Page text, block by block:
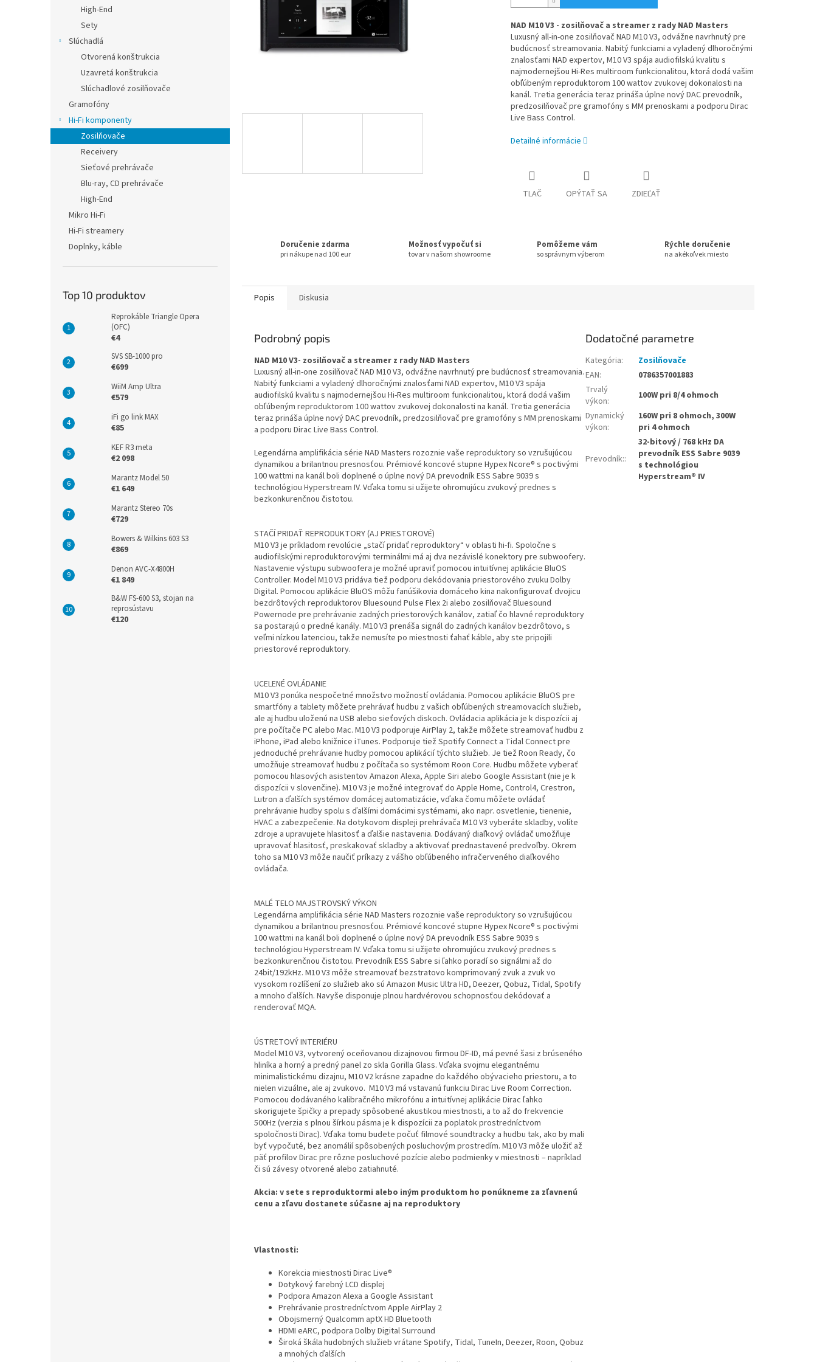
High-End
Sety
Slúchadlá
Otvorená konštrukcia
Uzavretá konštrukcia
Slúchadlové zosilňovače
Gramofóny
Hi-Fi komponenty
Zosilňovače
Receivery
Sieťové prehrávače
Blu-ray, CD prehrávače
High-End
Mikro Hi-Fi
Hi-Fi streamery
Doplnky, káble
Top 10 produktov
Reprokáble Triangle Opera
(OFC)
€4
SVS SB-1000 pro
€699
WiiM Amp Ultra
€579
iFi go link MAX
€85
KEF R3 meta
€2 098
Marantz Model 50
€1 649
Marantz Stereo 70s
€729
Bowers & Wilkins 603 S3
€869
Denon AVC-X4800H
€1 849
B&W FS-600 S3, stojan na
reprosústavu
€120
NAD M10 V3 - zosilňovač a streamer z rady NAD Masters
Luxusný all-in-one zosilňovač NAD M10 V3, odvážne navrhnutý pre
budúcnosť streamovania. Nabitý funkciami a vyladený dlhoročnými
znalosťami NAD expertov, M10 V3 spája audiofilskú kvalitu s
najmodernejšou Hi-Res multiroom funkcionalitou, ktorá dodá vašim
obľúbeným reproduktorom 100 wattov zvukovej dokonalosti na
kanál. Tretia generácia teraz prináša úplne nový DAC prevodník,
predzosilňovač pre gramofóny s MM prenoskami a podporu Dirac
Live Bass Control.
Detailné informácie
TLAČ OPÝTAŤ SA ZDIEĽAŤ
Doručenie zdarma
pri nákupe nad 100 eur
Možnosť vypočuť si
tovar v našom showroome
Pomôžeme vám
so správnym výberom
Rýchle doručenie
na akékoľvek miesto
Popis Diskusia
Podrobný popis
NAD M10 V3- zosilňovač a streamer z rady NAD Masters
Luxusný all-in-one zosilňovač NAD M10 V3, odvážne navrhnutý pre budúcnosť streamovania.
Nabitý funkciami a vyladený dlhoročnými znalosťami NAD expertov, M10 V3 spája
audiofilskú kvalitu s najmodernejšou Hi-Res multiroom funkcionalitou, ktorá dodá vašim
obľúbeným reproduktorom 100 wattov zvukovej dokonalosti na kanál. Tretia generácia
teraz prináša úplne nový DAC prevodník, predzosilňovač pre gramofóny s MM prenoskami
a podporu Dirac Live Bass Control.
Legendárna amplifikácia série NAD Masters rozoznie vaše reproduktory so vzrušujúcou
dynamikou a brilantnou presnosťou. Prémiové koncové stupne Hypex Ncore® s poctivými
100 wattmi na kanál boli doplnené o úplne nový DA prevodník ESS Sabre 9039 s
technológiou Hyperstream IV. Vďaka tomu si užijete ohromujúcu zvukový prednes s
bezkonkurenčnou čistotou.
STAČÍ PRIDAŤ REPRODUKTORY (AJ PRIESTOROVÉ)
M10 V3 je príkladom revolúcie „stačí pridať reproduktory“ v oblasti hi-fi. Spoločne s
audiofilskými reproduktorovými terminálmi má aj dva nezávislé konektory pre subwoofery.
Nastavenie výstupu subwoofera je možné upraviť pomocou intuitívnej aplikácie BluOS
Controller. Model M10 V3 pridáva tiež podporu dekódovania priestorového zvuku Dolby
Digital. Pomocou aplikácie BluOS môžu fanúšikovia domáceho kina nakonfigurovať dvojicu
bezdrôtových reproduktorov Bluesound Pulse Flex 2i alebo zosilňovač Bluesound
Powernode pre prehrávanie zadných priestorových kanálov, zatiaľ čo hlavné reproduktory
sa postarajú o predné kanály. M10 V3 prenáša signál do zadných kanálov bezdrôtovo, s
veľmi nízkou latenciou, takže nemusíte po miestnosti ťahať káble, aby ste pripojili
priestorové reproduktory.
UCELENÉ OVLÁDANIE
M10 V3 ponúka nespočetné množstvo možností ovládania. Pomocou aplikácie BluOS pre
smartfóny a tablety môžete prehrávať hudbu z vašich obľúbených streamovacích služieb,
ale aj hudbu uloženú na USB alebo sieťových diskoch. Ovládacia aplikácia je k dispozícii aj
pre počítače PC alebo Mac. M10 V3 podporuje AirPlay 2, takže môžete streamovať hudbu z
iPhone, iPad alebo knižnice iTunes. Podporuje tiež Spotify Connect a Tidal Connect pre
jednoduché prehrávanie hudby pomocou aplikácií týchto služieb. Je tiež Roon Ready, čo
umožňuje streamovať hudbu z počítača so systémom Roon Core. Hudbu môžete vyberať
pomocou hlasových asistentov Amazon Alexa, Apple Siri alebo Google Assistant (nie je k
dispozícii v slovenčine). M10 V3 je možné integrovať do Apple Home, Control4, Crestron,
Lutron a ďalších systémov domácej automatizácie, vďaka čomu môžete ovládať
prehrávanie hudby spolu s ďalšími domácimi systémami, ako napr. osvetlenie, tienenie,
HVAC a zabezpečenie. Na dotykovom displeji prehrávača M10 V3 vyberáte skladby, volíte
zdroje a upravujete hlasitosť a ďalšie nastavenia. Dodávaný diaľkový ovládač umožňuje
upravovať hlasitosť, preskakovať skladby a aktivovať prednastavené predvoľby. Okrem
toho sa M10 V3 môže naučiť príkazy z vášho obľúbeného infračerveného diaľkového
ovládača.
MALÉ TELO MAJSTROVSKÝ VÝKON
Legendárna amplifikácia série NAD Masters rozoznie vaše reproduktory so vzrušujúcou
dynamikou a brilantnou presnosťou. Prémiové koncové stupne Hypex Ncore® s poctivými
100 wattmi na kanál boli doplnené o úplne nový DA prevodník ESS Sabre 9039 s
technológiou Hyperstream IV. Vďaka tomu si užijete ohromujúcu zvukový prednes s
bezkonkurenčnou čistotou. Prevodník ESS Sabre si ľahko poradí so signálmi až do
24bit/192kHz. M10 V3 môže streamovať bezstratovo komprimovaný zvuk a zvuk vo
vysokom rozlíšení zo služieb ako sú Amazon Music Ultra HD, Deezer, Qobuz, Tidal, Spotify
a mnoho ďalších. Navyše disponuje plnou hardvérovou schopnosťou dekódovať a
renderovať MQA.
ÚSTRETOVÝ INTERIÉRU
Model M10 V3, vytvorený oceňovanou dizajnovou firmou DF-ID, má pevné šasi z brúseného
hliníka a horný a predný panel zo skla Gorilla Glass. Vďaka svojmu elegantnému
minimalistickému dizajnu, M10 V2 krásne zapadne do každého obývacieho priestoru, a to
nielen vizuálne, ale aj zvukovo. M10 V3 má vstavanú funkciu Dirac Live Room Correction.
Pomocou dodávaného kalibračného mikrofónu a intuitívnej aplikácie Dirac ľahko
skorigujete špičky a prepady spôsobené akustikou miestnosti, a to až do frekvencie
500Hz (verzia s plnou šírkou pásma je k dispozícii za poplatok prostredníctvom
spoločnosti Dirac). Vďaka tomu budete počuť filmové soundtracky a hudbu tak, ako by mali
byť vypočuté, bez anomálií spôsobených posluchovým prostredím. M10 V3 môže uložiť až
päť profilov Dirac pre rôzne posluchové pozície alebo podmienky v miestnosti – napríklad
či sú závesy otvorené alebo zatiahnuté.
Akcia: v sete s reproduktormi alebo iným produktom ho ponúkneme za zľavnenú
cenu a zľavu dostanete súčasne aj na reproduktory
Vlastnosti:
Korekcia miestnosti Dirac Live®
Dotykový farebný LCD displej
Podpora Amazon Alexa a Google Assistant
Prehrávanie prostredníctvom Apple AirPlay 2
Obojsmerný Qualcomm aptX HD Bluetooth
HDMI eARC, podpora Dolby Digital Surround
Široká škála hudobných služieb vrátane Spotify, Tidal, TuneIn, Deezer, Roon, Qobuz
a mnohých ďalších
Dodatočné parametre
Kategória:
Zosilňovače
EAN:
0786357001883
Trvalý
výkon:
100W pri 8/4 ohmoch
Dynamický
výkon:
160W pri 8 ohmoch, 300W
pri 4 ohmoch
Prevodník::
32-bitový / 768 kHz DA
prevodník ESS Sabre 9039
s technológiou
Hyperstream® IV